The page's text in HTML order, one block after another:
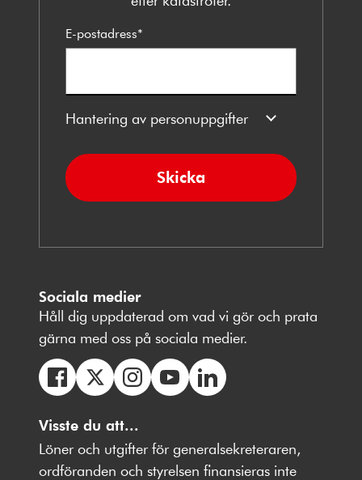
E-postadress*
Hantering av personuppgifter
Skicka
Sociala medier
Håll dig uppdaterad om vad vi gör och prata
gärna med oss på sociala medier.
oss
på
Facebbok
oss
på
oss
på
Instagram
på
Youtube
på
LinkedIn
Visste du att...
Löner och utgifter för generalsekreteraren,
ordföranden och styrelsen finansieras inte